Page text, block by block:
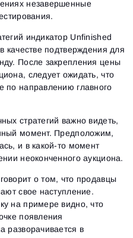
незавершенные
индикатор Unfinished
качестве подтверждения для
После закрепления цены
следует ожидать, что
по направлению главного
стратегий важно видеть,
момент. Предположим,
и в какой-то момент
неоконченного аукциона.
о том, что продавцы
свое наступление.
на примере видно, что
появления
разворачивается в